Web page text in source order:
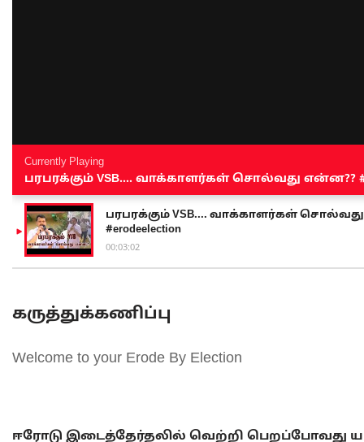
Currently Playing
பரபரக்கும் VSB.... வாக்காளர்கள் சொல்வது என்ன??
பரபரக்கும் VSB.... வாக்காளர்கள் சொல்வது
#erodeelection
00:03:02
கருத்துக்கணிப்பு
Welcome to your Erode By Election
ஈரோடு இடைத்தேர்தலில் வெற்றி பெறப்போவது